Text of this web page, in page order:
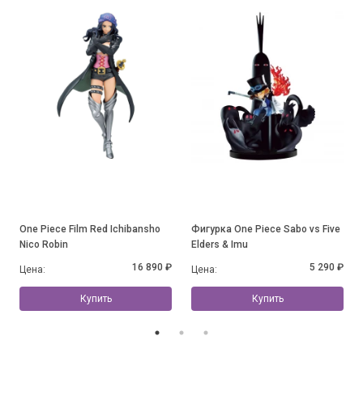
One Piece Film Red Ichibansho
Nico Robin
Цена: 16 890 ₽
Купить
Фигурка One Piece Sabo vs Five
Elders & Imu
Цена: 5 290 ₽
Купить